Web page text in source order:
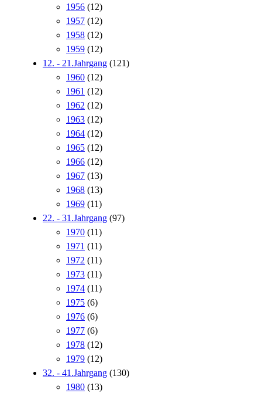
1956 (12)
1957 (12)
1958 (12)
1959 (12)
12. - 21.Jahrgang (121)
1960 (12)
1961 (12)
1962 (12)
1963 (12)
1964 (12)
1965 (12)
1966 (12)
1967 (13)
1968 (13)
1969 (11)
22. - 31.Jahrgang (97)
1970 (11)
1971 (11)
1972 (11)
1973 (11)
1974 (11)
1975 (6)
1976 (6)
1977 (6)
1978 (12)
1979 (12)
32. - 41.Jahrgang (130)
1980 (13)